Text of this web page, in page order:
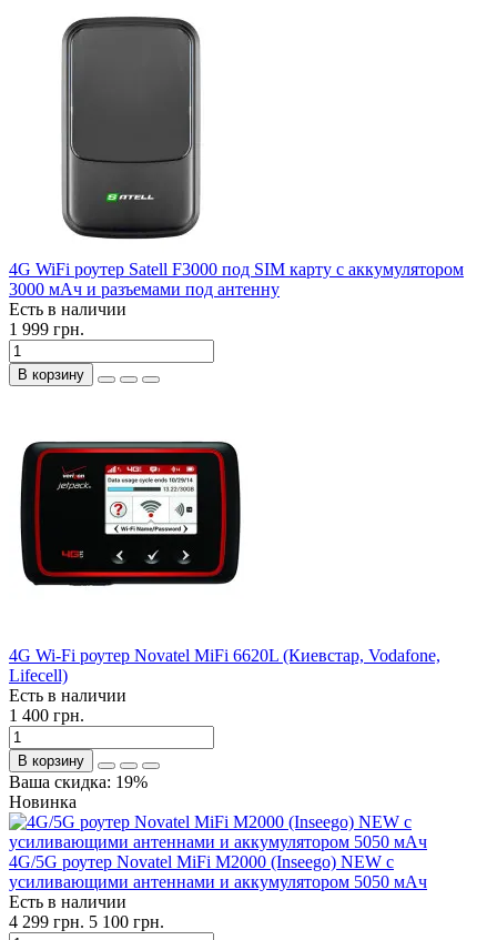
4G WiFi роутер Satell F3000 под SIM карту с аккумулятором
3000 мАч и разъемами под антенну
Есть в наличии
1 999 грн.
В корзину
4G Wi-Fi роутер Novatel MiFi 6620L (Киевстар, Vodafone,
Lifecell)
Есть в наличии
1 400 грн.
В корзину
Ваша скидка: 19%
Новинка
4G/5G роутер Novatel MiFi M2000 (Inseego) NEW с
усиливающими антеннами и аккумулятором 5050 мАч
Есть в наличии
4 299 грн. 5 100 грн.